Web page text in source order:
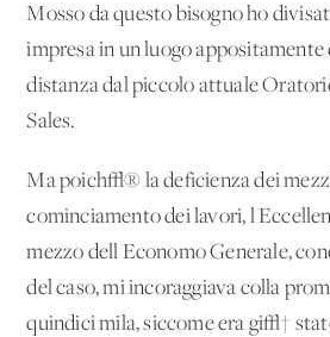
Mosso da questo bisogno ho
impresa in un luogo appositamente
distanza dal piccolo attuale
Sales.
Ma poich√® la deficienza dei
cominciamento dei lavori,
mezzo dell'Economo Generale,
del caso, mi incoraggiava colla
quindici mila, siccome era gi√†